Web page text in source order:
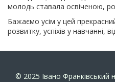
молодь ставала освіченою,
Бажаємо усім у цей
розвитку, успіхів у навчанні,
© 2025 Івано Франківський